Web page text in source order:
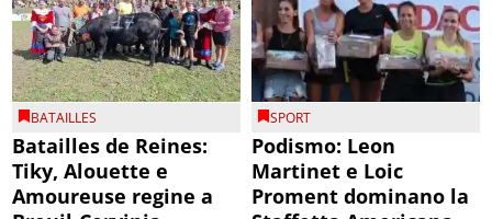
BATAILLES
Batailles de Reines:
Tiky, Alouette e
Amoureuse regine a
SPORT
Podismo: Leon
Martinet e Loic
Proment dominano la